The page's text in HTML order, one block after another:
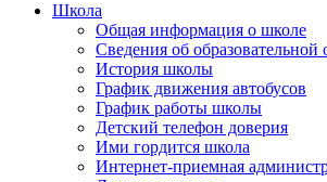
Школа
Общая информация о школе
Сведения об образовательной
История школы
График движения автобусов
График работы школы
Детский телефон доверия
Ими гордится школа
Интернет-приемная